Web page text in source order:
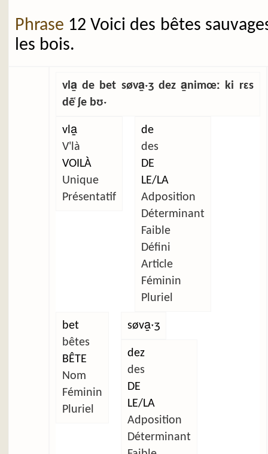
Phrase 12 Voici des bêtes
les bois.
vla̱ de bet søva̱ˑʒ dez a̱nimœː ki rɛs
dẽ̜ ʃe bʊˑ
vla̱
V'là
VOILÀ
Unique
Présentatif
de
des
DE
LE/LA
Adposition
Déterminant
Faible
Défini
Article
Féminin
Pluriel
bet
bêtes
BÊTE
Nom
Féminin
Pluriel
søva̱ˑʒ
dez
des
DE
LE/LA
Adposition
Déterminant